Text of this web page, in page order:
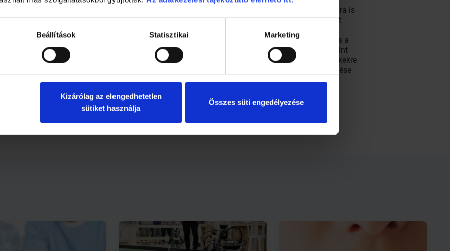
Beállítások Statisztikai Marketing
Kizárólag az elengedhetetlen
sütiket használja
Összes süti engedélyezése
kultúrának és annak is köszönhető, hogy a kelet-európai fogyasztók nagy része továbbra is
európai társaihoz képest – a megtakarítás helyett egyszerűen a fogyasztásba menekül. Saját
2011-ben a tartós fogyasztási cikkek közül elsősorban háztartási gépeket és informatikai
visszaesése miatt ingatlanvásárláson kevesen is törik a fejüket, az otthonnal kapcsolatos és a
(bútor, barkácseszközök) is növekedésnek indulhatnak. De a Cetelem Körkép adatai szerint
sem, ezért – hasonlóan az európai trendekhez – szórakoztató elektronikára, és sportcikkekre
Az autópiac előretörése azonban továbbra is várat magára. A gazdaság várva várt fellendülése
bizonyára sokat segíthetnek mindezen álmok valóra váltásában. A hazánkban idén 15 éves
a továbbiakban is folytatja felelős hitelezési gyakorlatát, és fellép a túlzott eladósodottság
hiteltermékeinek kiszélesített palettájával.
cetelem/korkep